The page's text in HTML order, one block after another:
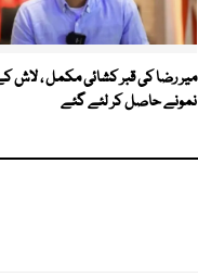
میر رضا کی قبر کشائی مکمل ، لاش
نمونے حاصل کر لئے گئے